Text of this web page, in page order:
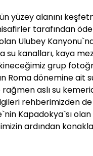
yüzey alanını
tarafından
Ulubey
su kanalları, kaya
grup
Roma dönemine ait
aslı su
rehberimizden
Kapadokya`sı
ardından